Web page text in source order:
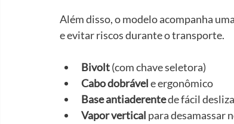
Além disso, o modelo acompanha
e evitar riscos durante o transporte.
Bivolt (com chave seletora)
Cabo dobrável e ergonômico
Base antiaderente de fácil
Vapor vertical para desamassar